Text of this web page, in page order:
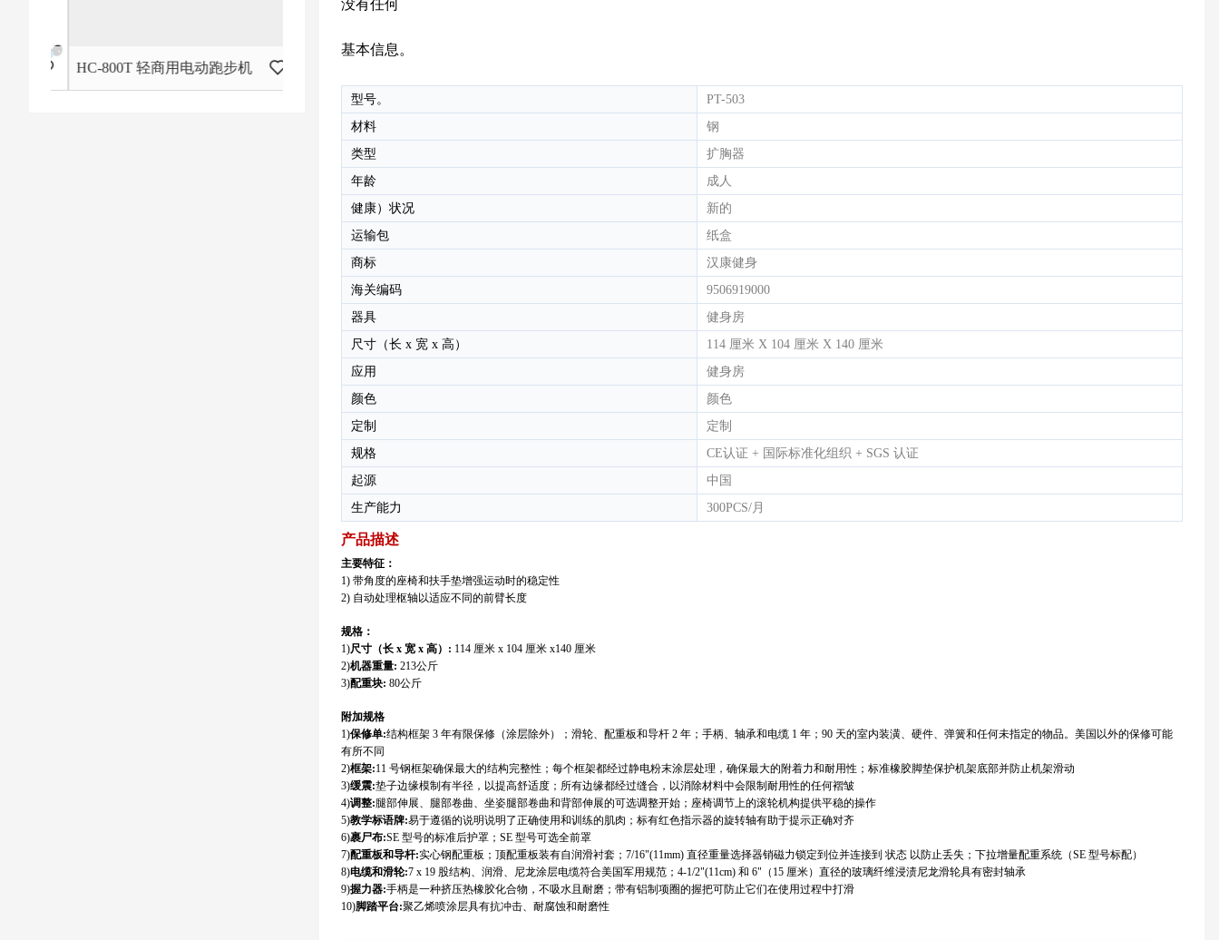
HC-800T 轻商用电动跑步机
没有任何
基本信息。
型号。
PT-503
材料
钢
类型
扩胸器
年龄
成人
健康）状况
新的
运输包
纸盒
商标
汉康健身
海关编码
9506919000
器具
健身房
尺寸（长 x 宽 x 高）
114 厘米 X 104 厘米 X 140 厘米
应用
健身房
颜色
颜色
定制
定制
规格
CE认证 + 国际标准化组织 + SGS 认证
起源
中国
生产能力
300PCS/月
产品描述
主要特征：
1) 带角度的座椅和扶手垫增强运动时的稳定性
2) 自动处理枢轴以适应不同的前臂长度
规格：
1)尺寸（长 x 宽 x 高） : 114 厘米 x 104 厘米 x140 厘米
2)机器重量: 213公斤
3)配重块: 80公斤
附加规格
1)保修单:结构框架 3 年有限保修（涂层除外）；滑轮、配重板和导杆 2 年；手柄、轴承和电缆 1 年；90 天的室内装潢、硬件、弹簧和任何未指定的物品。美国以外的保修可能
有所不同
2)框架:11 号钢框架确保最大的结构完整性；每个框架都经过静电粉末涂层处理，确保最大的附着力和耐用性；标准橡胶脚垫保护机架底部并防止机架滑动
3)缓震:垫子边缘模制有半径，以提高舒适度；所有边缘都经过缝合，以消除材料中会限制耐用性的任何褶皱
4)调整: 腿部伸展、腿部卷曲、坐姿腿部卷曲和背部伸展的可选调整开始；座椅调节上的滚轮机构提供平稳的操作
5)教学标语牌:易于遵循的说明说明了正确使用和训练的肌肉；标有红色指示器的旋转轴有助于提示正确对齐
6)裹尸布:SE 型号的标准后护罩；SE 型号可选全前罩
7)配重板和导杆:实心钢配重板；顶配重板装有自润滑衬套；7/16"(11mm) 直径重量选择器销磁力锁定到位并连接到 状态 以防止丢失；下拉增量配重系统（SE 型号标配）
8)电缆和滑轮:7 x 19 股结构、润滑、尼龙涂层电缆符合美国军用规范；4-1/2"(11cm) 和 6"（15 厘米）直径的玻璃纤维浸渍尼龙滑轮具有密封轴承
9)握力器:手柄是一种挤压热橡胶化合物，不吸水且耐磨；带有铝制项圈的握把可防止它们在使用过程中打滑
10)脚踏平台:聚乙烯喷涂层具有抗冲击、耐腐蚀和耐磨性